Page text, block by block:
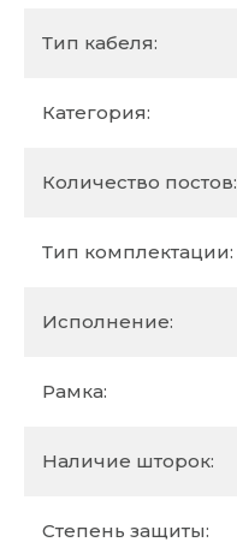
Тип кабеля:
Категория:
Количество постов:
Тип комплектации:
Исполнение:
Рамка:
Наличие шторок:
Степень защиты: